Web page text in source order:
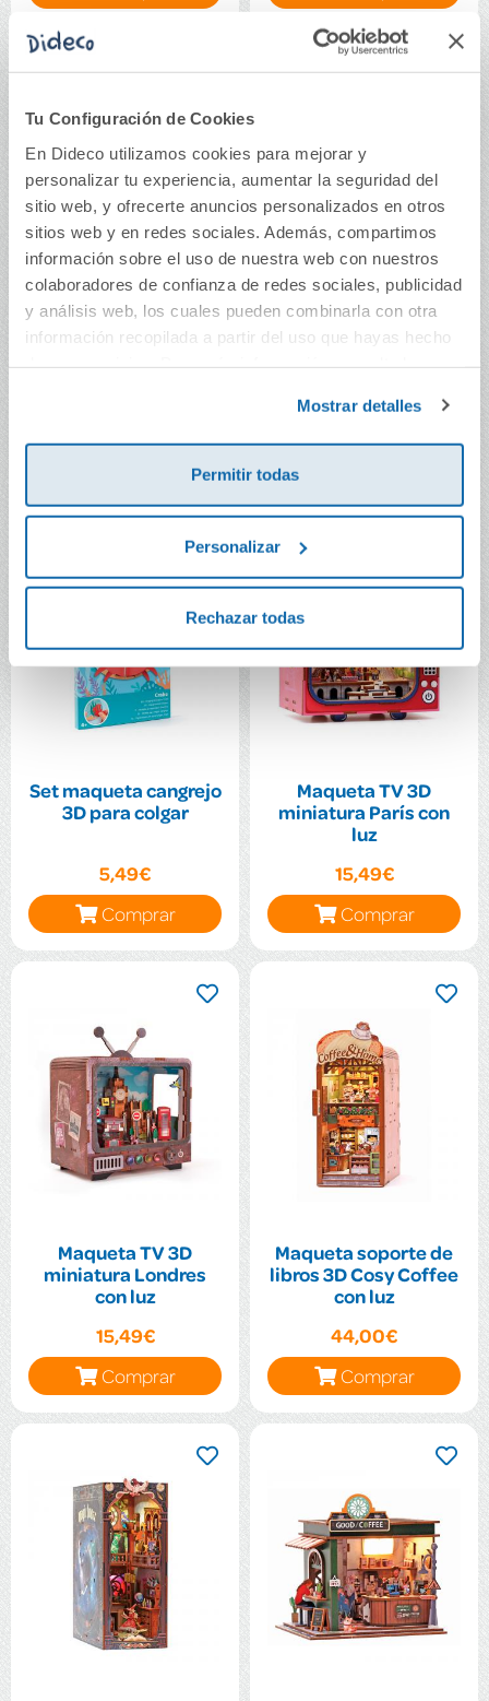
Tu Configuración de Cookies
En Dideco utilizamos cookies para mejorar y
personalizar tu experiencia, aumentar la seguridad del
sitio web, y ofrecerte anuncios personalizados en otros
sitios web y en redes sociales. Además, compartimos
información sobre el uso de nuestra web con nuestros
colaboradores de confianza de redes sociales, publicidad
y análisis web, los cuales pueden combinarla con otra
información recopilada a partir del uso que hayas hecho
Mostrar detalles
Permitir todas
Personalizar
Rechazar todas
Set maqueta león 3D
Comprar
Set maqueta tortuga
5,49€
Comprar
Set maqueta cangrejo
3D para colgar
5,49€
Comprar
Maqueta TV 3D
miniatura París con
luz
15,49€
Comprar
Maqueta TV 3D
miniatura Londres
con luz
15,49€
Comprar
Maqueta soporte de
libros 3D Cosy Coffee
con luz
44,00€
Comprar